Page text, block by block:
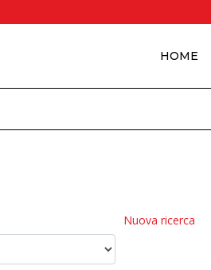
HOME
Nuova ricerca